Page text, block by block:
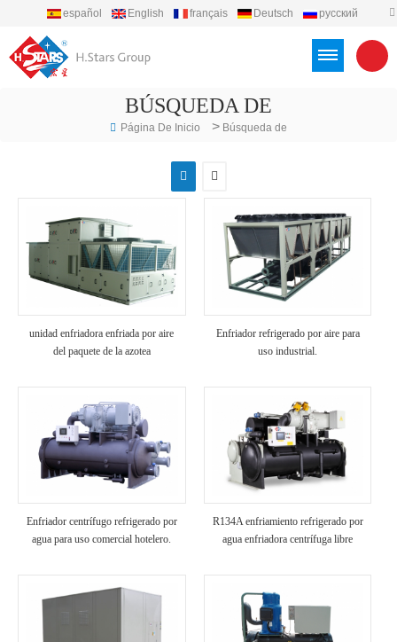
español English français Deutsch
русский
BÚSQUEDA DE
Página De Inicio > Búsqueda de
unidad enfriadora enfriada por aire
del paquete de la azotea
Enfriador refrigerado por aire para
uso industrial.
Enfriador centrífugo refrigerado por
agua para uso comercial hotelero.
R134A enfriamiento refrigerado por
agua enfriadora centrífuga libre